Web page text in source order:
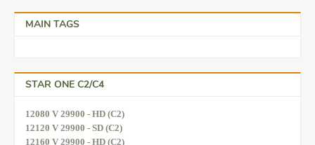
MAIN TAGS
STAR ONE C2/C4
12080 V 29900 - HD (C2)
12120 V 29900 - SD (C2)
12160 V 29900 - HD (C2)